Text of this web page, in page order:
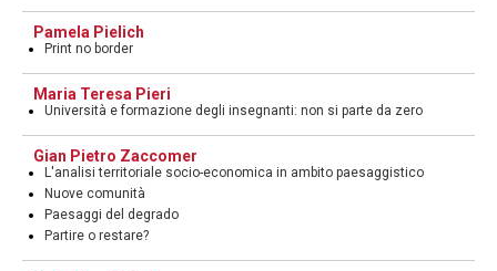
Pamela Pielich
Print no border
Maria Teresa Pieri
Università e formazione degli insegnanti: non si parte da zero
Gian Pietro Zaccomer
L'analisi territoriale socio-economica in ambito paesaggistico
Nuove comunità
Paesaggi del degrado
Partire o restare?